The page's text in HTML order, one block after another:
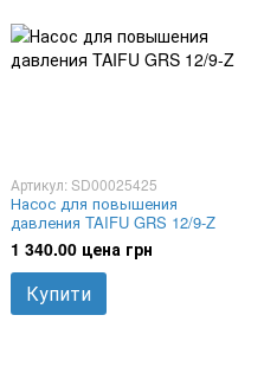
Артикул: SD00025425
Насос для повышения
давления TAIFU GRS 12/9-Z
1 340.00 цена грн
Купити